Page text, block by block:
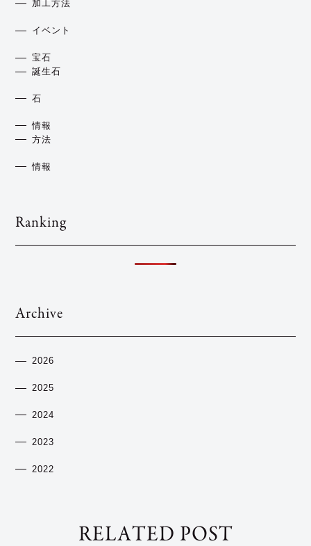
加工方法
イベント
宝石
誕生石
石
情報
方法
情報
Ranking
Archive
2026
2025
2024
2023
2022
RELATED POST